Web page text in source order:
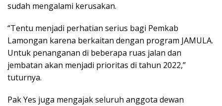
sudah mengalami kerusakan.
“Tentu menjadi perhatian serius bagi Pemkab
Lamongan karena berkaitan dengan program JAMULA.
Untuk penanganan di beberapa ruas jalan dan
jembatan akan menjadi prioritas di tahun 2022,”
tuturnya.
Pak Yes juga mengajak seluruh anggota dewan